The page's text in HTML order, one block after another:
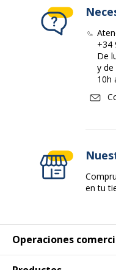
Color de escritura
Material de la punta
Datos de identificación
Datos de
Operaciones
+34
De
y de
10h
en tu